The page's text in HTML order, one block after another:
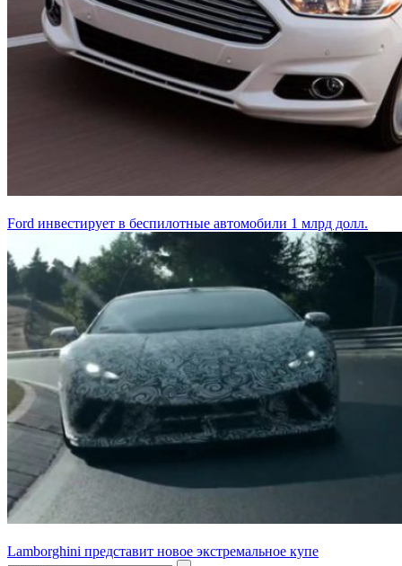
Ford инвестирует в беспилотные автомобили 1 млрд долл.
Lamborghini представит новое экстремальное купе